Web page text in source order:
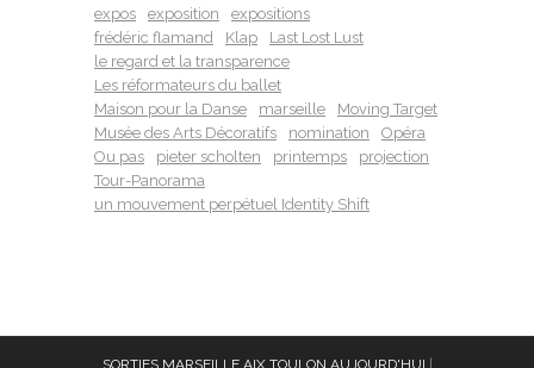
expos
exposition
expositions
frédéric flamand
Klap
Last Lost Lust
le regard et la transparence
Les réformateurs du ballet
Maison pour la Danse
marseille
Moving Target
Musée des Arts Décoratifs
nomination
Opéra
Ou pas
pieter scholten printemps
projection
Tour-Panorama
un mouvement perpétuel Identity Shift
SORTIES MARSEILLE AIX TOULON AUJOURD'HUI |